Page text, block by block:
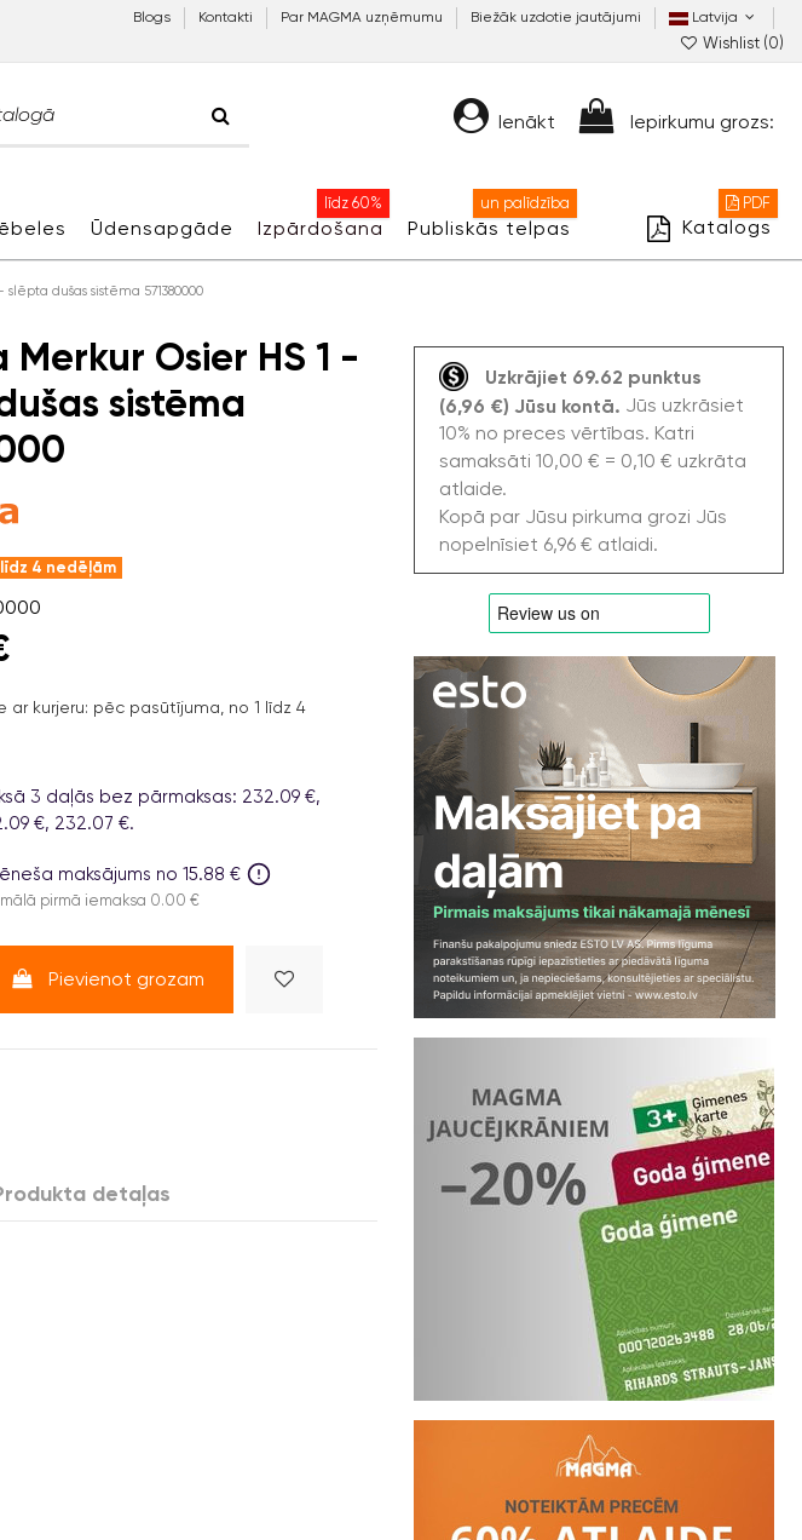
Blogs Kontakti Par MAGMA uzņēmumu Biežāk uzdotie jautājumi Latvija
Wishlist (0)
Ienākt Iepirkumu grozs:
Ūdensapgāde Izpārdošana
līdz 60%
Publiskās telpas
un palīdzība
Katalogs
PDF
dušas sistēma 571380000
Merkur Osier HS 1 -
sistēma
4 nedēļām
ar kurjeru: pēc pasūtījuma, no 1 līdz 4
3 daļās bez pārmaksas: 232.09 €,
€, 232.07 €.
maksājums no 15.88 €
pirmā iemaksa 0.00 €
Pievienot grozam
detaļas
Uzkrājiet 69.62 punktus
(6,96 €) Jūsu kontā. Jūs uzkrāsiet
10% no preces vērtības. Katri
samaksāti 10,00 € = 0,10 € uzkrāta
atlaide.
Kopā par Jūsu pirkuma grozi Jūs
nopelnīsiet 6,96 € atlaidi.